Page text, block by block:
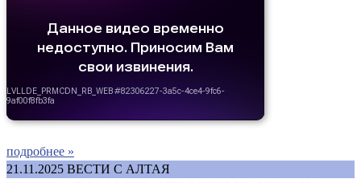
подробнее »
21.11.2025 ВЕСТИ С АЛТАЯ